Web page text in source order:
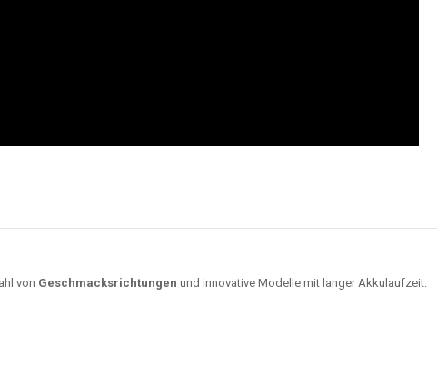
von Geschmacksrichtungen und innovative Modelle mit langer Akkulaufzeit.